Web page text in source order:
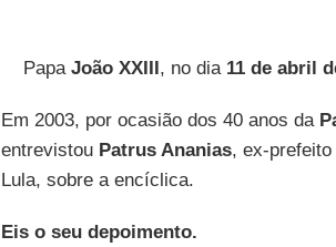
Papa João XXIII, no dia 11 de abril
Em 2003, por ocasião dos 40 anos da
entrevistou Patrus Ananias, ex-
Lula, sobre a encíclica.
Eis o seu depoimento.